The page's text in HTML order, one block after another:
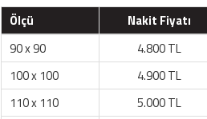
Ölçü Nakit Fiyatı
90 x 90
4.800 TL
100 x 100
4.900 TL
110 x 110
5.000 TL